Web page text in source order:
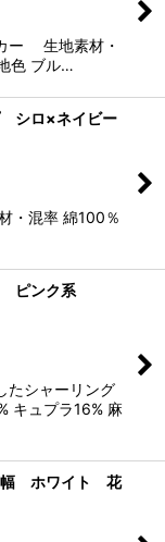
ー 生地素材・
色 ブル…
シロ×ネイビー
・混率 綿100％
ピンク系
たシャーリング
キュプラ16% 麻
幅 ホワイト 花